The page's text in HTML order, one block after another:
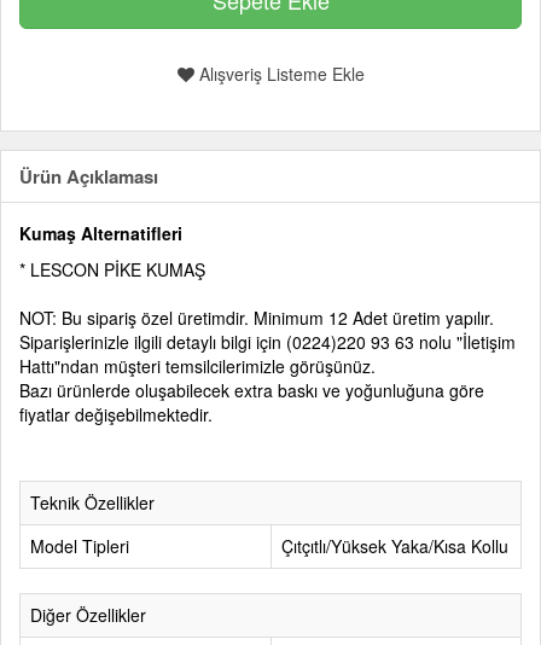
Alışveriş Listeme Ekle
Ürün Açıklaması
Kumaş Alternatifleri
* LESCON PİKE KUMAŞ
NOT: Bu sipariş özel üretimdir. Minimum 12 Adet üretim yapılır.
Siparişlerinizle ilgili detaylı bilgi için (0224)220 93 63 nolu "İletişim
Hattı"ndan müşteri temsilcilerimizle görüşünüz.
Bazı ürünlerde oluşabilecek extra baskı ve yoğunluğuna göre
fiyatlar değişebilmektedir.
Teknik Özellikler
Model Tipleri
Çıtçıtlı/Yüksek Yaka/Kısa Kollu
Diğer Özellikler